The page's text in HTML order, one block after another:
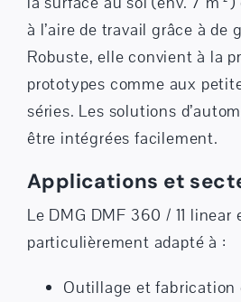
à l’aire de travail grâce à de
Robuste, elle convient à la
prototypes comme aux
séries. Les solutions
être intégrées facilement.
Applications et
Le DMG DMF 360 / 11 linear
particulièrement adapté à :
Outillage et fabrication